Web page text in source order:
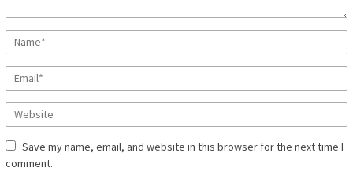
Save my name, email, and website in this browser for the next time I
comment.